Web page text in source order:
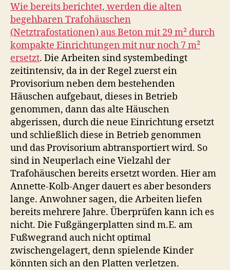
Wie bereits berichtet, werden die alten
begehbaren Trafohäuschen
(Netztrafostationen) aus Beton mit 29 m² durch
kompakte Einrichtungen mit nur noch 7 m²
ersetzt. Die Arbeiten sind systembedingt
zeitintensiv, da in der Regel zuerst ein
Provisorium neben dem bestehenden
Häuschen aufgebaut, dieses in Betrieb
genommen, dann das alte Häuschen
abgerissen, durch die neue Einrichtung ersetzt
und schließlich diese in Betrieb genommen
und das Provisorium abtransportiert wird. So
sind in Neuperlach eine Vielzahl der
Trafohäuschen bereits ersetzt worden. Hier am
Annette-Kolb-Anger dauert es aber besonders
lange. Anwohner sagen, die Arbeiten liefen
bereits mehrere Jahre. Überprüfen kann ich es
nicht. Die Fußgängerplatten sind m.E. am
Fußwegrand auch nicht optimal
zwischengelagert, denn spielende Kinder
könnten sich an den Platten verletzen.